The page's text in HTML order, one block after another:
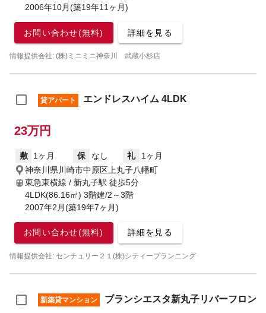
2006年10月(築19年11ヶ月)
お問い合わせ(無料) 詳細を見る
情報提供会社: (株)ミニミニ神奈川 武蔵小杉店
貸アパート エンドレスハイム 4LDK
23万円
敷 1ヶ月 保 なし 礼
1ヶ月
神奈川県川崎市中原区上丸子八幡町
東急東横線 / 新丸子駅 徒歩5分
4LDK(86.16㎡) 3階建/2～3階
2007年2月(築19年7ヶ月)
お問い合わせ(無料) 詳細を見る
情報提供会社: センチュリー２１(株)シティープランニング
新築貸マンション
ブランシエスタ新丸子リバーフロン